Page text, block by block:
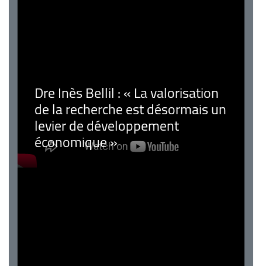
Dre Inès Bellil : « La valorisation
de la recherche est désormais un
levier de développement
économique »